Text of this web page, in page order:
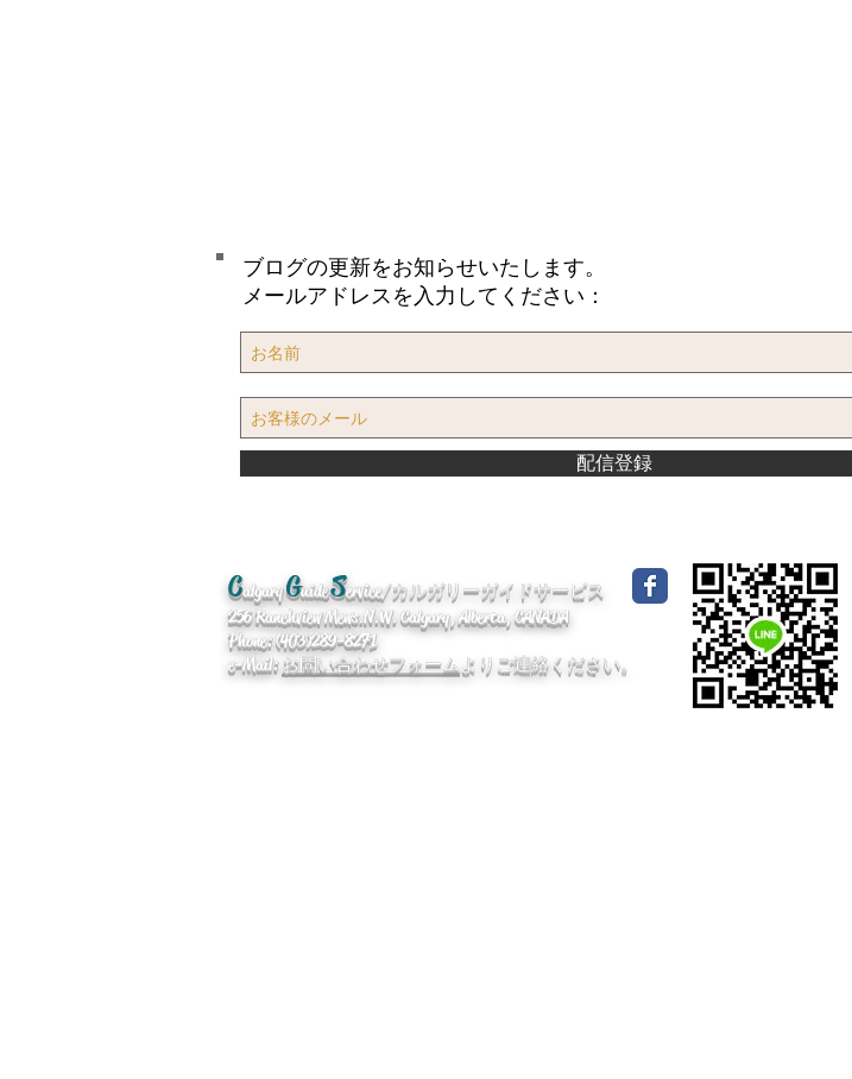
ブログの更新をお知らせいたします。
メールアドレスを入力してください：
配信登録
CalgaryGuideService/カルガリーガイドサービス
256 Ranchview Mews. N.W. Calgary, Alberta, CANADA
Phone: (403)289-8271
e-Mail:お問い合わせフォームよりご連絡ください。